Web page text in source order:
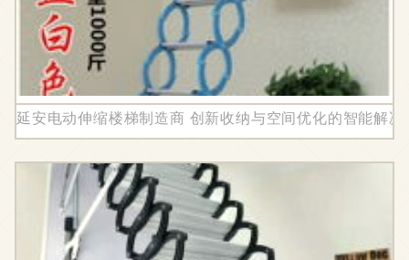
延安电动伸缩楼梯制造商 创新收纳与空间优化的智能解决